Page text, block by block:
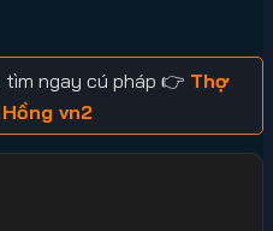
tìm ngay cú pháp 👉 Thợ
vn2